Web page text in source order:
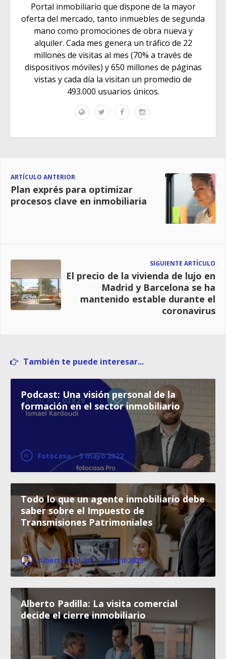
Portal inmobiliario que dispone de la mayor
oferta del mercado, tanto inmuebles de segunda
mano como promociones de obra nueva y
alquiler. Cada mes genera un tráfico de 22
millones de visitas al mes (70% a través de
dispositivos móviles) y 650 millones de páginas
vistas y cada día la visitan un promedio de
493.000 usuarios únicos.
ARTÍCULO ANTERIOR
Plan exprés para optimizar
procesos clave en inmobiliaria
SIGUIENTE ARTÍCULO
El precio de la vivienda de lujo en
Madrid y Barcelona se ha
mantenido estable durante el
coronavirus
También te puede interesar...
Podcast: Una visión personal de la
formación en el sector inmobiliario
Fotocasa · 5 mayo 2022
Todo lo que un agente inmobiliario debe
saber sobre el Impuesto de
Transmisiones Patrimoniales
Alberto Padilla · 22 abril 2025
Alberto Padilla: La visita comercial
decide el cierre inmobiliario